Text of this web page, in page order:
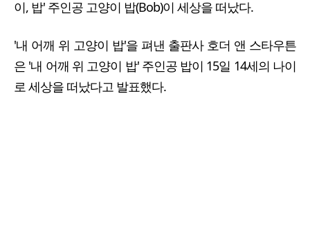
이, 밥' 주인공 고양이 밥(Bob)이 세상을 떠났다.
'내 어깨 위 고양이 밥'을 펴낸 출판사 호더 앤 스타우튼
은 '내 어깨 위 고양이 밥' 주인공 밥이 15일 14세의 나이
로 세상을 떠났다고 발표했다.